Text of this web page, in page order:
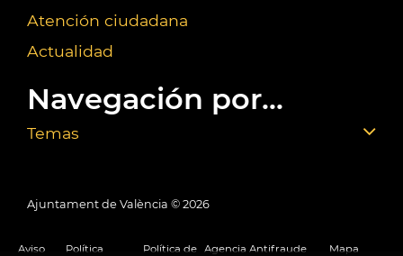
Atención ciudadana
Actualidad
Navegación por...
Temas
Ajuntament de València © 2026
Aviso
Política
Política de Agencia Antifraude
Mapa